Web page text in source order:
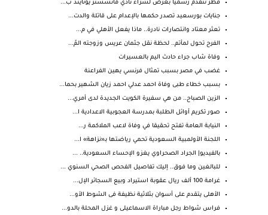
قطر تتقدم رسمياً بعرض لشراء نادي مانشستر يونايتد ب...
جنايات بورسعيد تصدر حكمها بالإعدام على قاتلة والدت...
تعثر معتاد وانتصارات نادرة.. ماذا يفعل الأهلي في م...
الفرح تحول لمأتم.. لحظة نقل جثمان عريس وزوجته المُ...
وفاة شاب جراء حادث اليم بالعسيرات
غضب في مصر بسبب تمثال فرنسي يهين الفراعنة
بسبب خطاء طبى وفاة احمد عدلي احمد زيان الشهير بحما...
الزين الصباح.. من هي سفيرة الكويت الجديدة لدى أمري...
صور تكريم أوائل الطلبة بمدرسة العجوبية الاعدادية ا...
النيابة العامة تفتح تحقيقا في وفاة لاعب الملاكمة ر...
اللجنة الأولمبية السعودية تحمي رياضتها بـ«نزاهة» ا...
بالفيديو| الجراد الصحراوي يغزو الإحساء السعودية.. ...
للبالغين وما فوق.. إليك تفاصيل الفحص الصحي السنوي ...
غرامة 100 ألف ريال عقوبة استيراد وبيع السجائر الإل...
الأهلى يتقدم على أسوان بثلاثية نظيفة فى الشوط الأو...
فراس شواط رجل مباراة الاسماعيلى و غزل المحلة بالدو...